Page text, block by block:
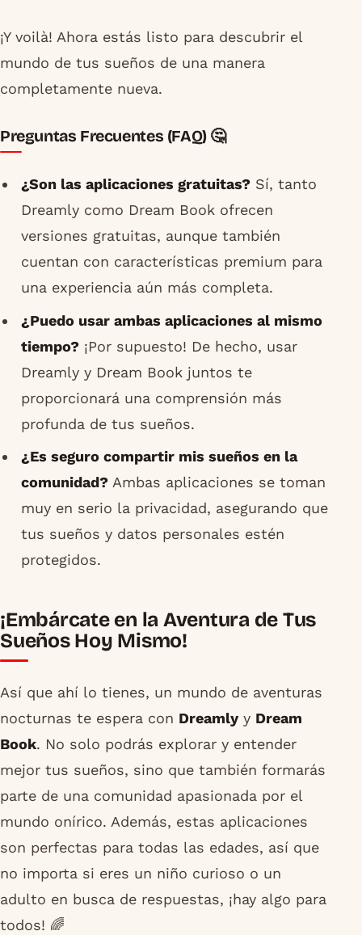
¡Y voilà! Ahora estás listo para descubrir el
mundo de tus sueños de una manera
completamente nueva.
Preguntas Frecuentes (FAQ) 🤔
¿Son las aplicaciones gratuitas?Sí, tanto
Dreamly como Dream Book ofrecen
versiones gratuitas, aunque también
cuentan con características premium para
una experiencia aún más completa.
¿Puedo usar ambas aplicaciones al mismo
tiempo?¡Por supuesto! De hecho, usar
Dreamly y Dream Book juntos te
proporcionará una comprensión más
profunda de tus sueños.
¿Es seguro compartir mis sueños en la
comunidad?Ambas aplicaciones se toman
muy en serio la privacidad, asegurando que
tus sueños y datos personales estén
protegidos.
¡Embárcate en la Aventura de Tus
Sueños Hoy Mismo!
Así que ahí lo tienes, un mundo de aventuras
nocturnas te espera con Dreamly y Dream
Book. No solo podrás explorar y entender
mejor tus sueños, sino que también formarás
parte de una comunidad apasionada por el
mundo onírico. Además, estas aplicaciones
son perfectas para todas las edades, así que
no importa si eres un niño curioso o un
adulto en busca de respuestas, ¡hay algo para
todos! 🌈